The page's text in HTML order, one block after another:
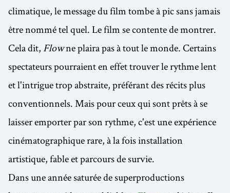
climatique, le message du film tombe à pic sans jamais
être nommé tel quel. Le film se contente de montrer.
Cela dit, Flowne plaira pas à tout le monde. Certains
spectateurs pourraient en effet trouver le rythme lent
et l'intrigue trop abstraite, préférant des récits plus
conventionnels. Mais pour ceux qui sont prêts à se
laisser emporter par son rythme, c'est une expérience
cinématographique rare, à la fois installation
artistique, fable et parcours de survie.
Dans une année saturée de superproductions